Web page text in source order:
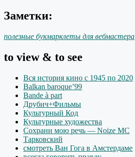
Заметки:
полезные букмарклеты для вебмастера
to view & to see
Вся история кино с 1945 по 2020
Balkan baroque’99
Bande à part
Друбич+Фильмы
Культурный Код
Культурные художества
Сохрани мою речь — Noize MC
Тарковский
смотреть Ван Гога в Амстердаме